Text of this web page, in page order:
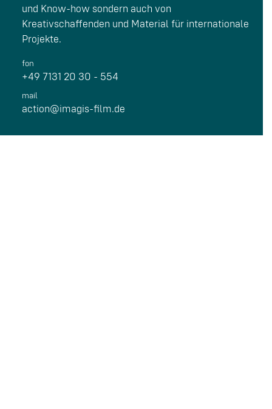
und Know-how sondern auch von
Kreativschaffenden und Material für internationale
Projekte.
fon
+49 7131 20 30 - 554
mail
action@imagis-film.de